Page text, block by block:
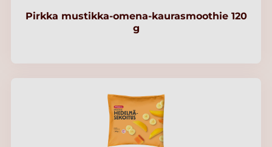
Pirkka mustikka-omena-kaurasmoothie 120
g